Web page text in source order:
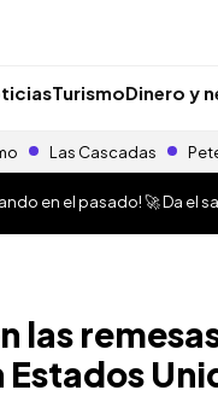
TurismoDinero y
Las Cascadas
en el pasado! 🚀 Da el
las